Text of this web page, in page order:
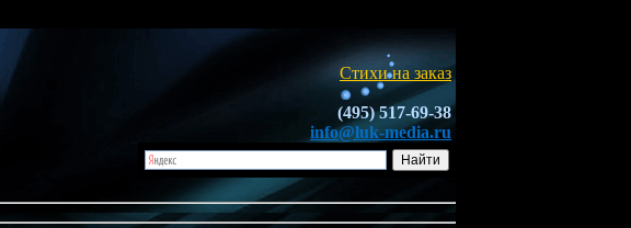
Стихи на заказ
(495) 517-69-38
info@luk-media.ru